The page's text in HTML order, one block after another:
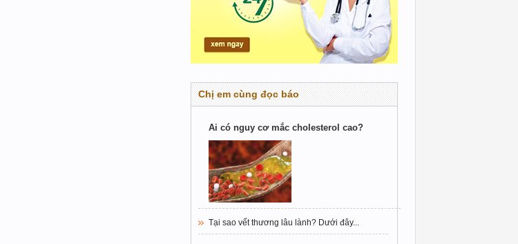
Chị em cùng đọc báo
Ai có nguy cơ mắc cholesterol cao?
Tại sao vết thương lâu lành? Dưới đây...